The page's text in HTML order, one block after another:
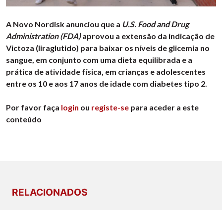
A Novo Nordisk anunciou que a U.S. Food and Drug
Administration (FDA)aprovou a extensão da indicação de
Victoza (liraglutido) para baixar os níveis de glicemia no
sangue, em conjunto com uma dieta equilibrada e a
prática de atividade física, em crianças e adolescentes
entre os 10 e aos 17 anos de idade com diabetes tipo 2.
Por favor faça login ou registe-se para aceder a este
conteúdo
RELACIONADOS